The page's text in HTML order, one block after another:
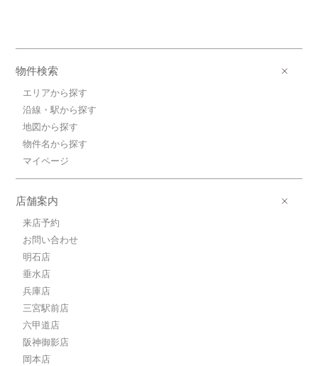
物件検索
エリアから探す
沿線・駅から探す
地図から探す
物件名から探す
マイページ
店舗案内
来店予約
お問い合わせ
明石店
垂水店
兵庫店
三宮駅前店
六甲道店
阪神御影店
岡本店